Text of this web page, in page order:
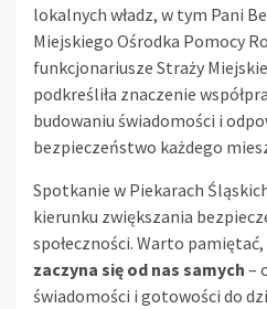
lokalnych władz, w tym Pani
Miejskiego Ośrodka Pomocy
funkcjonariusze Straży
podkreśliła znaczenie
budowaniu świadomości i
bezpieczeństwo każdego
Spotkanie w Piekarach
kierunku zwiększania
społeczności. Warto pamiętać,
zaczyna się od nas samych –
świadomości i gotowości do